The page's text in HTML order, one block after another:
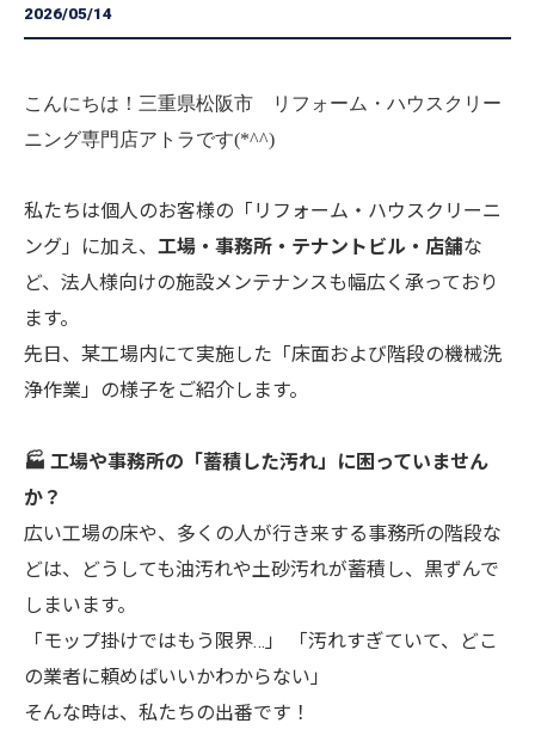
2026/05/14
こんにちは！三重県松阪市 リフォーム・ハウスクリー
ニング専門店アトラです(*^^)
私たちは個人のお客様の「リフォーム・ハウスクリーニ
ング」に加え、 工場・事務所・テナントビル・店舗な
ど、法人様向けの施設メンテナンスも幅広く承っており
ます。
先日、某工場内にて実施した「床面および階段の機械洗
浄作業」の様子をご紹介します。
🏭 工場や事務所の「蓄積した汚れ」に困っていません
か？
広い工場の床や、多くの人が行き来する事務所の階段な
どは、どうしても油汚れや土砂汚れが蓄積し、黒ずんで
しまいます。
「モップ掛けではもう限界…」 「汚れすぎていて、どこ
の業者に頼めばいいかわからない」
そんな時は、私たちの出番です！